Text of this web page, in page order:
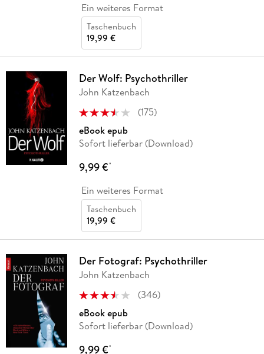
Ein weiteres Format
Taschenbuch
19,99 €
Der Wolf: Psychothriller
John Katzenbach
(175)
eBook epub
Sofort lieferbar (Download)
9,99 €*
Ein weiteres Format
Taschenbuch
19,99 €
Der Fotograf: Psychothriller
John Katzenbach
(346)
eBook epub
Sofort lieferbar (Download)
9,99 €*